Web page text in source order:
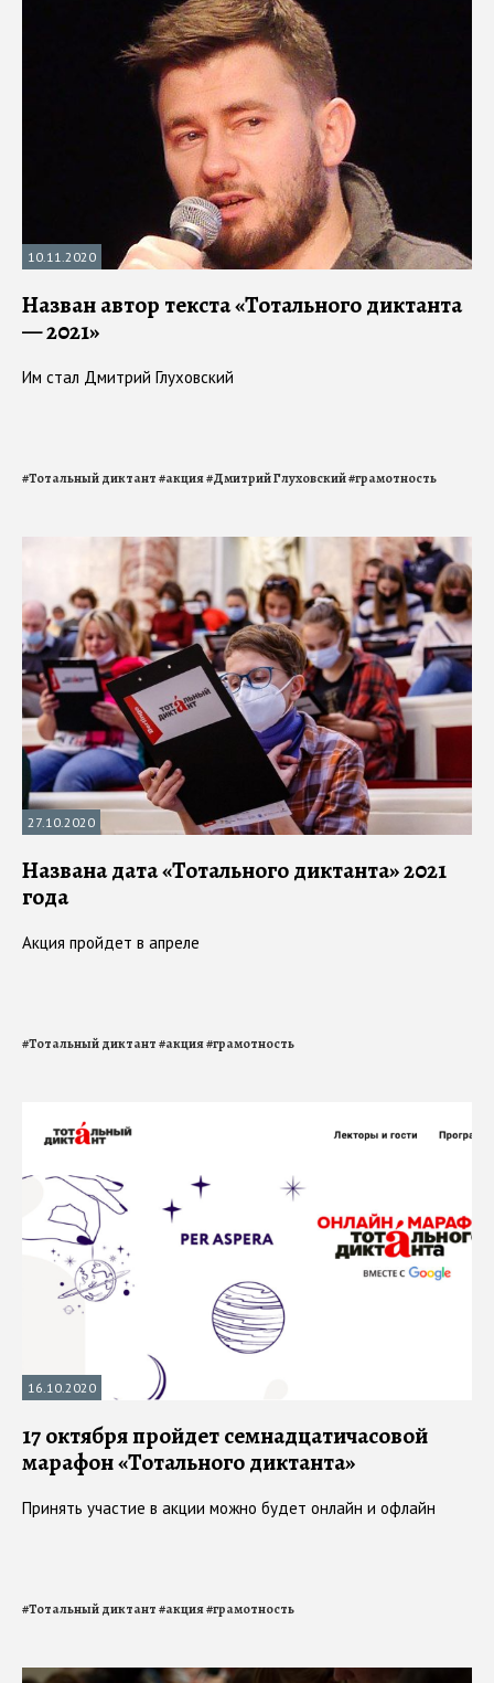
10.11.2020
Назван автор текста «Тотального диктанта
— 2021»
Им стал Дмитрий Глуховский
#Тотальный диктант#акция#Дмитрий Глуховский#грамотность
27.10.2020
Названа дата «Тотального диктанта» 2021
года
Акция пройдет в апреле
#Тотальный диктант#акция#грамотность
16.10.2020
17 октября пройдет семнадцатичасовой
марафон «Тотального диктанта»
Принять участие в акции можно будет онлайн и офлайн
#Тотальный диктант#акция#грамотность